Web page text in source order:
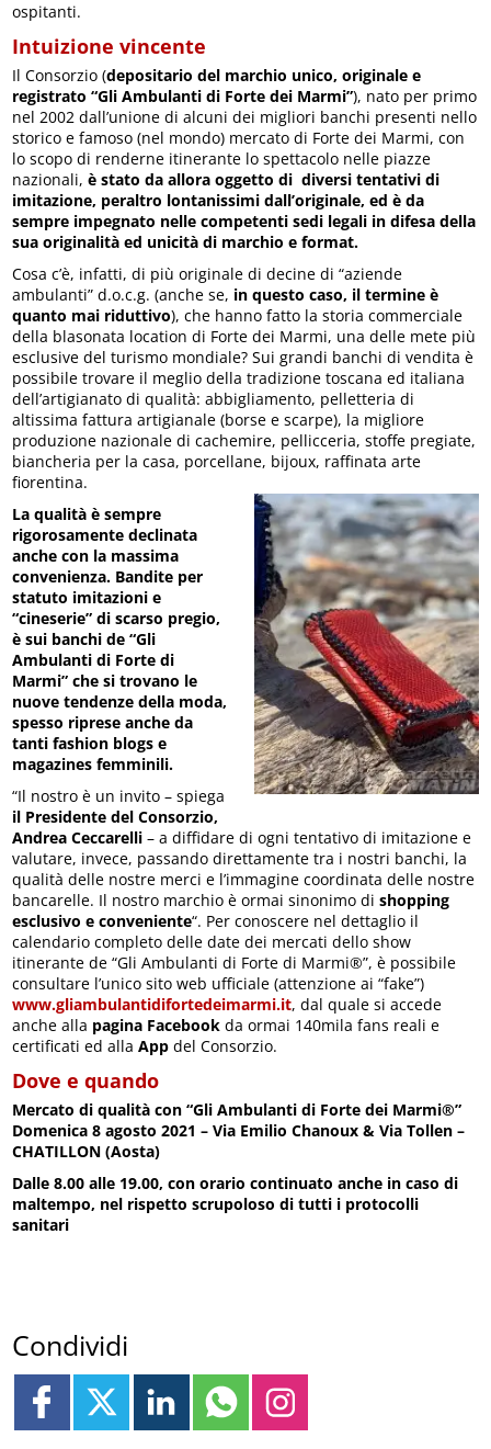
ospitanti.
Intuizione vincente
Il Consorzio (depositario del marchio unico, originale e
registrato “Gli Ambulanti di Forte dei Marmi”), nato per primo
nel 2002 dall’unione di alcuni dei migliori banchi presenti nello
storico e famoso (nel mondo) mercato di Forte dei Marmi, con
lo scopo di renderne itinerante lo spettacolo nelle piazze
nazionali,è stato da allora oggetto di diversi tentativi di
imitazione, peraltro lontanissimi dall’originale, ed è da
sempre impegnato nelle competenti sedi legali in difesa della
sua originalità ed unicità di marchio e format.
Cosa c’è, infatti, di più originale di decine di “aziende
ambulanti” d.o.c.g. (anche se, in questo caso, il termine è
quanto mai riduttivo), che hanno fatto la storia commerciale
della blasonata location di Forte dei Marmi, una delle mete più
esclusive del turismo mondiale? Sui grandi banchi di vendita è
possibile trovare il meglio della tradizione toscana ed italiana
dell’artigianato di qualità: abbigliamento, pelletteria di
altissima fattura artigianale (borse e scarpe), la migliore
produzione nazionale di cachemire, pellicceria, stoffe pregiate,
biancheria per la casa, porcellane, bijoux, raffinata arte
fiorentina.
La qualità è sempre
rigorosamente declinata
anche con la massima
convenienza. Bandite per
statuto imitazioni e
“cineserie” di scarso pregio,
è sui banchi de “Gli
Ambulanti di Forte di
Marmi” che si trovano le
nuove tendenze della moda,
spesso riprese anche da
tanti fashion blogs e
magazines femminili.
“Il nostro è un invito – spiega
il Presidente del Consorzio,
Andrea Ceccarelli – a diffidare di ogni tentativo di imitazione e
valutare, invece, passando direttamente tra i nostri banchi, la
qualità delle nostre merci e l’immagine coordinata delle nostre
bancarelle. Il nostro marchio è ormai sinonimo dishopping
esclusivo e conveniente“. Per conoscere nel dettaglio il
calendario completo delle date dei mercati dello show
itinerante de “Gli Ambulanti di Forte di Marmi®”, è possibile
consultare l’unico sito web ufficiale (attenzione ai “fake”)
www.gliambulantidifortedeimarmi.it, dal quale si accede
anche alla pagina Facebook da ormai 140mila fans reali e
certificati ed allaApp del Consorzio.
Dove e quando
Mercato di qualità con “Gli Ambulanti di Forte dei Marmi®”
Domenica 8 agosto 2021 –Via Emilio Chanoux & Via Tollen –
CHATILLON (Aosta)
Dalle 8.00 alle 19.00, con orario continuato anche in caso di
maltempo, nel rispetto scrupoloso di tutti i protocolli
sanitari
Condividi